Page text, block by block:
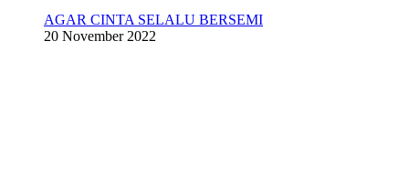
AGAR CINTA SELALU BERSEMI
20 November 2022